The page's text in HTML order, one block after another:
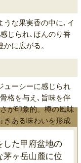
うな果実香の中に､イ
じられ､ほんのり香
に広がる。
ューシーに感じられ
格を与え､旨味を伴
が印象的。樽の風味
きある味わいを形成
した甲府盆地の
茅ヶ岳山麓に位